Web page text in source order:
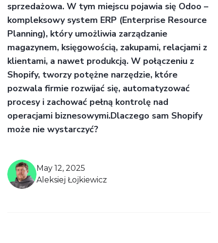
sprzedażowa. W tym miejscu pojawia się Odoo –
kompleksowy system ERP (Enterprise Resource
Planning), który umożliwia zarządzanie
magazynem, księgowością, zakupami, relacjami z
klientami, a nawet produkcją. W połączeniu z
Shopify, tworzy potężne narzędzie, które
pozwala firmie rozwijać się, automatyzować
procesy i zachować pełną kontrolę nad
operacjami biznesowymi.Dlaczego sam Shopify
może nie wystarczyć?
May 12, 2025
Aleksiej Łojkiewicz